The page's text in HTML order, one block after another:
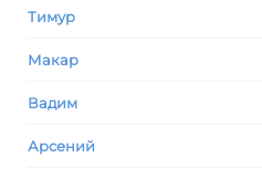
Тимур
Макар
Вадим
Арсений